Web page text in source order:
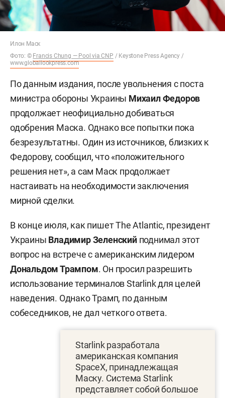
Илон Маск
Фото: © Francis Chung — Pool via CNP / Keystone Press Agency /
www.globallookpress.com
По данным издания, после увольнения с поста
министра обороны Украины Михаил Федоров
продолжает неофициально добиваться
одобрения Маска. Однако все попытки пока
безрезультатны. Один из источников, близких к
Федорову, сообщил, что «положительного
решения нет», а сам Маск продолжает
настаивать на необходимости заключения
мирной сделки.
В конце июля, как пишет The Atlantic, президент
Украины Владимир Зеленскийподнимал этот
вопрос на встрече с американским лидером
Дональдом Трампом. Он просил разрешить
использование терминалов Starlink для целей
наведения. Однако Трамп, по данным
собеседников, не дал четкого ответа.
Starlink разработала
американская компания
SpaceX, принадлежащая
Маску. Система Starlink
представляет собой большое